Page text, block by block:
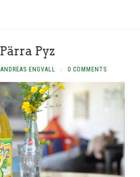
Pärra Pyz
ANDREAS ENGVALL · 0 COMMENTS